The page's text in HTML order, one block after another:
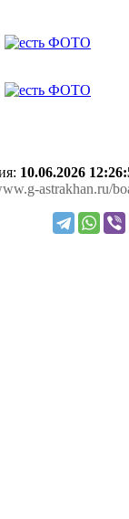
10.06.2026
astrakhan.ru/